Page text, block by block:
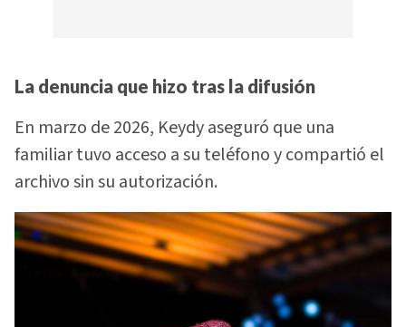
La denuncia que hizo tras la difusión
En marzo de 2026, Keydy aseguró que una
familiar tuvo acceso a su teléfono y compartió el
archivo sin su autorización.